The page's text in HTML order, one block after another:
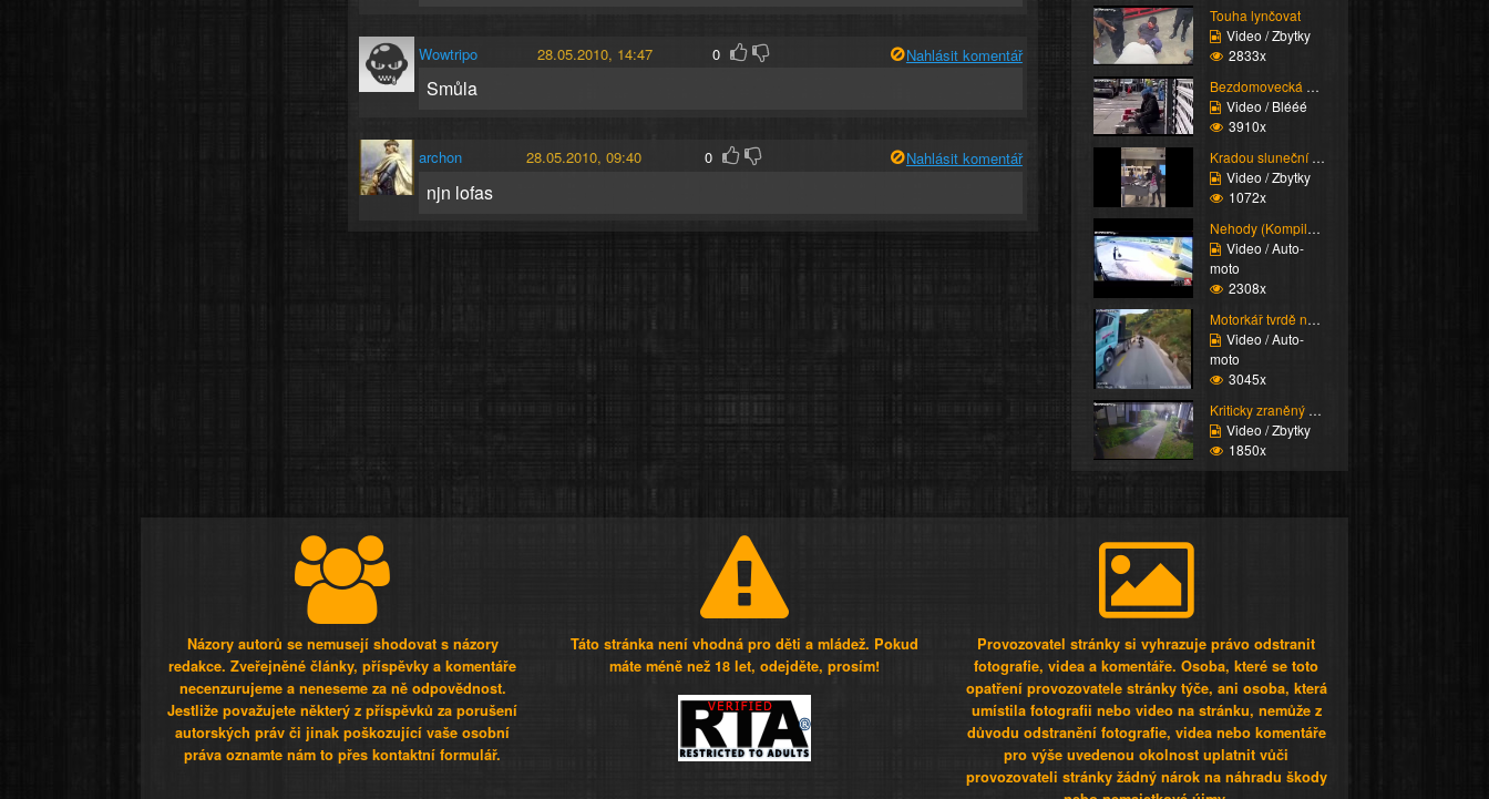
Wowtripo 28.05.2010, 14:47 0 Nahlásit komentář
Smůla
archon 28.05.2010, 09:40 0 Nahlásit komentář
njn lofas
Touha lynčovat
Video / Zbytky
2833x
Bezdomovecká večeře
Video / Blééé
3910x
Kradou sluneční brýle
Video / Zbytky
1072x
Nehody (Kompilace)
Video / Auto-
moto
2308x
Motorkář tvrdě narazí
Video / Auto-
moto
3045x
Kriticky zraněný zlodě...
Video / Zbytky
1850x
Názory autorů se nemusejí shodovat s názory
redakce. Zveřejněné články, příspěvky a komentáře
necenzurujeme a neneseme za ně odpovědnost.
Jestliže považujete některý z příspěvků za porušení
autorských práv či jinak poškozující vaše osobní
práva oznamte nám to přes kontaktní formulář.
Táto stránka není vhodná pro děti a mládež. Pokud
máte méně než 18 let, odejděte, prosím!
Provozovatel stránky si vyhrazuje právo odstranit
fotografie, videa a komentáře. Osoba, které se toto
opatření provozovatele stránky týče, ani osoba, která
umístila fotografii nebo video na stránku, nemůže z
důvodu odstranění fotografie, videa nebo komentáře
pro výše uvedenou okolnost uplatnit vůči
provozovateli stránky žádný nárok na náhradu škody